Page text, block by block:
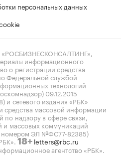
персональных данных
информационного
о регистрации средства
Федеральной службой
технологий
09.12.2015
сетевого издания «РБК»
средства массовой информации
надзору в сфере связи,
и массовых коммуникаций
номером ЭЛ №ФС77-82385)
18+ letters@rbc.ru
агентство «РБК».